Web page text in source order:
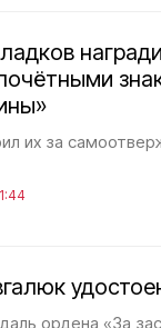
их за
ордена «За